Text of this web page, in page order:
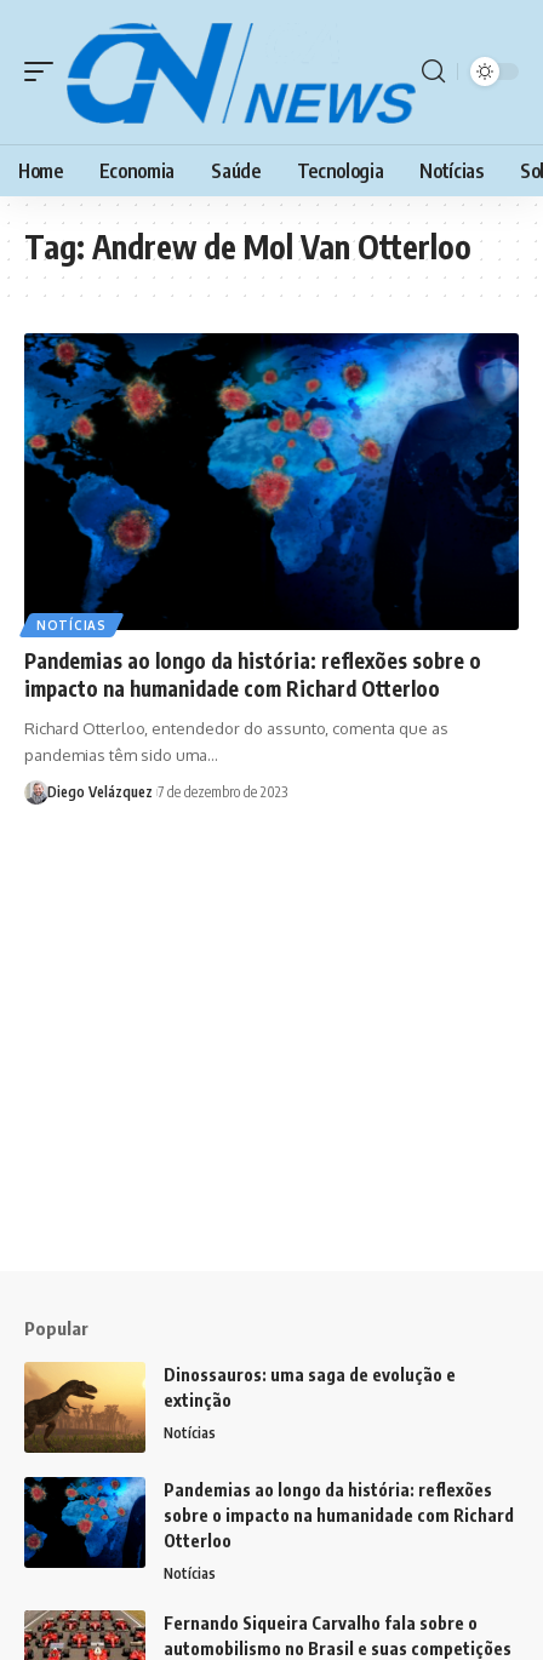
Home Economia Saúde Tecnologia Notícias
Tag: Andrew de Mol Van Otterloo
NOTÍCIAS
Pandemias ao longo da história: reflexões sobre o
impacto na humanidade com Richard Otterloo
Richard Otterloo, entendedor do assunto, comenta que as
pandemias têm sido uma…
Diego Velázquez 7 de dezembro de 2023
Popular
Dinossauros: uma saga de evolução e
extinção
Notícias
Pandemias ao longo da história: reflexões
sobre o impacto na humanidade com Richard
Otterloo
Notícias
Fernando Siqueira Carvalho fala sobre o
automobilismo no Brasil e suas competições